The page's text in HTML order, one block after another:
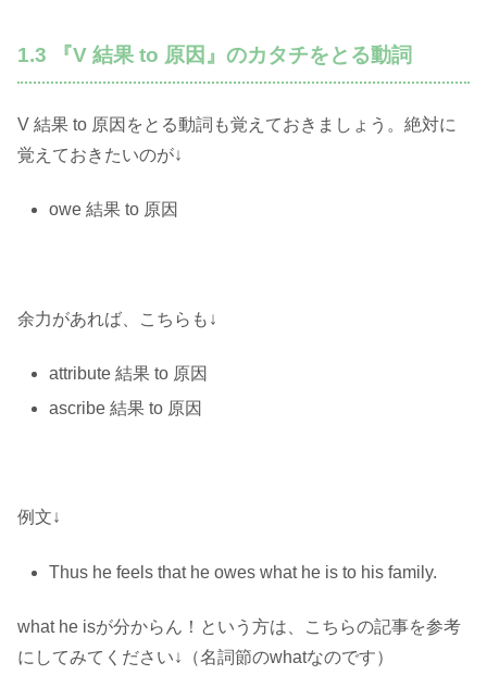
1.3 『V 結果 to 原因』のカタチをとる動詞
V 結果 to 原因をとる動詞も覚えておきましょう。絶対に
覚えておきたいのが↓
owe 結果 to 原因
余力があれば、こちらも↓
attribute 結果 to 原因
ascribe 結果 to 原因
例文↓
Thus he feels that he owes what he is to his family.
what he isが分からん！という方は、こちらの記事を参考
にしてみてください↓（名詞節のwhatなのです）